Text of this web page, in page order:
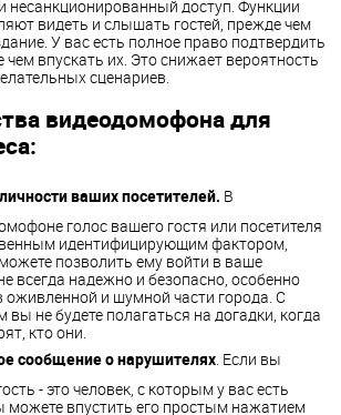
несанкционированный доступ. Функции
видеть и слышать гостей, прежде чем
У вас есть полное право подтвердить
чем впускать их. Это снижает вероятность
сценариев.
видеодомофона для
ваших посетителей. В
голос вашего гостя или посетителя
идентифицирующим фактором,
позволить ему войти в ваше
всегда надежно и безопасно, особенно
оживленной и шумной части города. С
не будете полагаться на догадки, когда
кто они.
сообщение о нарушителях . Если вы
- это человек, с которым у вас есть
можете впустить его простым нажатием